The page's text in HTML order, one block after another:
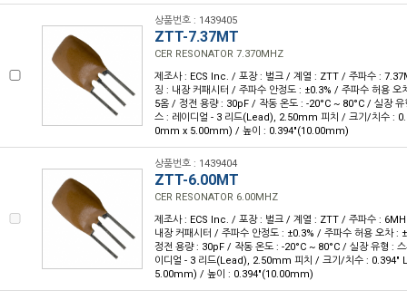
상품번호 : 1439405
ZTT-7.37MT
CER RESONATOR 7.370MHZ
제조사 : ECS Inc. / 포장 : 벌크 / 계열 : ZTT / 주파수 :
징 : 내장 커패시터 / 주파수 안정도 : ±0.3% / 주파수 허용
5옴 / 정전 용량 : 30pF / 작동 온도 : -20°C ~ 80°C / 실장
스 : 레이디얼 - 3 리드(Lead), 2.50mm 피치 / 크기/치수 :
0mm x 5.00mm) / 높이 : 0.394"(10.00mm)
상품번호 : 1439404
ZTT-6.00MT
CER RESONATOR 6.00MHZ
제조사 : ECS Inc. / 포장 : 벌크 / 계열 : ZTT / 주파수 :
내장 커패시터 / 주파수 안정도 : ±0.3% / 주파수 허용 오차 :
정전 용량 : 30pF / 작동 온도 : -20°C ~ 80°C / 실장 유형 :
이디얼 - 3 리드(Lead), 2.50mm 피치 / 크기/치수 : 0.394"
5.00mm) / 높이 : 0.394"(10.00mm)